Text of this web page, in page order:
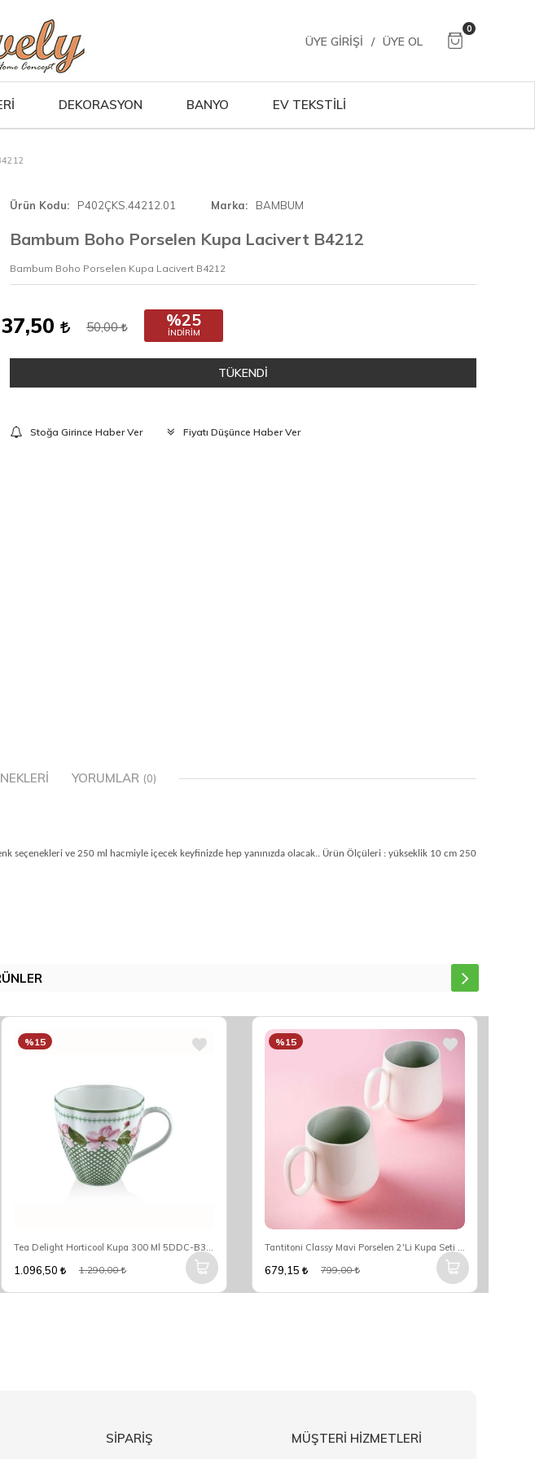
ÜYE GIRIŞI / ÜYE OL
0
DEKORASYON BANYO EV TEKSTİLİ
Ürün Kodu P402ÇKS.44212.01 Marka BAMBUM
Bambum Boho Porselen Kupa Lacivert B4212
Bambum Boho Porselen Kupa Lacivert B4212
37,50 50,00 %25
İNDIRIM
TÜKENDİ
Stoğa Girince Haber Ver Fiyatı Düşünce Haber Ver
YORUMLAR (0)
seçenekleri ve 250 ml hacmiyle içecek keyfinizde hep yanınızda olacak.. Ürün Ölçüleri : yükseklik 10 cm 250
Tea Delight Horticool Kupa 300 Ml 5DDC-B30390HC2
%15
1.096,50 1.290,00
Tantitoni Classy Mavi Porselen 2'Li Kupa Seti SKYZH456SET2M
%15
679,15 799,00
SİPARİŞ MÜŞTERİ HİZMETLERİ